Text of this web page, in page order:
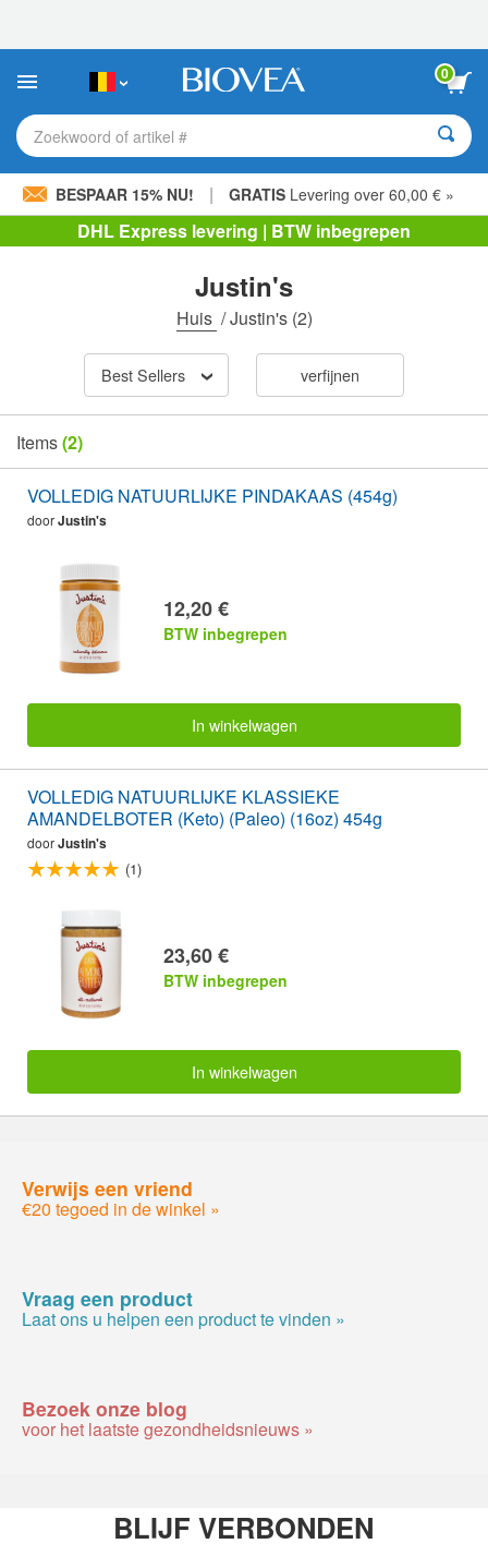
Deze
bevat
toegankelijkheidssysteem.
0
Zoekwoord of artikel #
BESPAAR 15% NU! | GRATIS Levering over 60,00 € »
DHL Express levering | BTW inbegrepen
Justin's
Huis /Justin's(2)
Best Sellers verfijnen
Items(2)
VOLLEDIG NATUURLIJKE PINDAKAAS (454g)
doorJustin's
12,20 €
BTW inbegrepen
In winkelwagen
VOLLEDIG NATUURLIJKE KLASSIEKE
AMANDELBOTER (Keto) (Paleo) (16oz) 454g
doorJustin's
(1)
23,60 €
BTW inbegrepen
In winkelwagen
Verwijs een vriend
€20 tegoed in de winkel »
Vraag een product
Laat ons u helpen een product te vinden »
Bezoek onze blog
voor het laatste gezondheidsnieuws »
BLIJF VERBONDEN